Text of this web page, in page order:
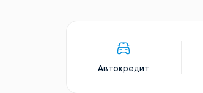
Автокредит